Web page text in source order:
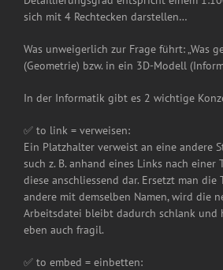
sich mit 4 Rechtecken darstellen…
Was unweigerlich zur Frage führt: „Was
(Geometrie) bzw. in ein 3D-Modell
In der Informatik gibt es 2 wichtige
✅ to link = verweisen:
Ein Platzhalter verweist an eine andere
such z. B. anhand eines Links nach
diese anschliessend dar. Ersetzt man die
andere mit demselben Namen, wird die
Arbeitsdatei bleibt dadurch schlank und
eben auch fragil.
✅ to embed = einbetten: